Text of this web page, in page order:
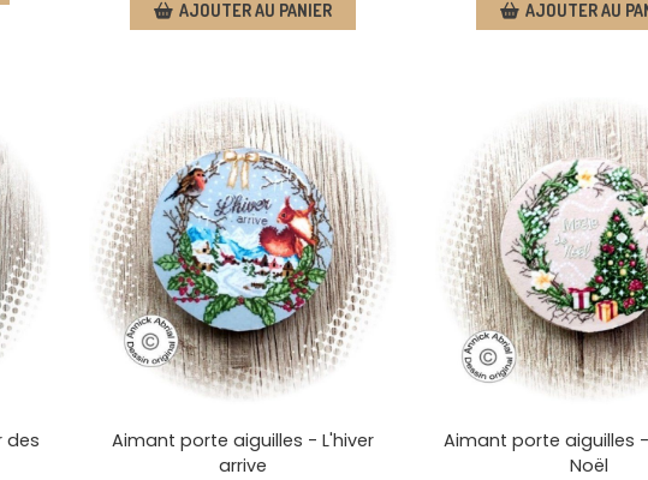
AJOUTER AU PANIER AJOUTER AU
des
Aimant porte aiguilles - L'hiver
arrive
Aimant porte aiguilles
Noël